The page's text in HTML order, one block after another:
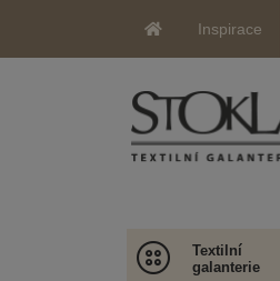
Inspirace
Textilní
galanterie